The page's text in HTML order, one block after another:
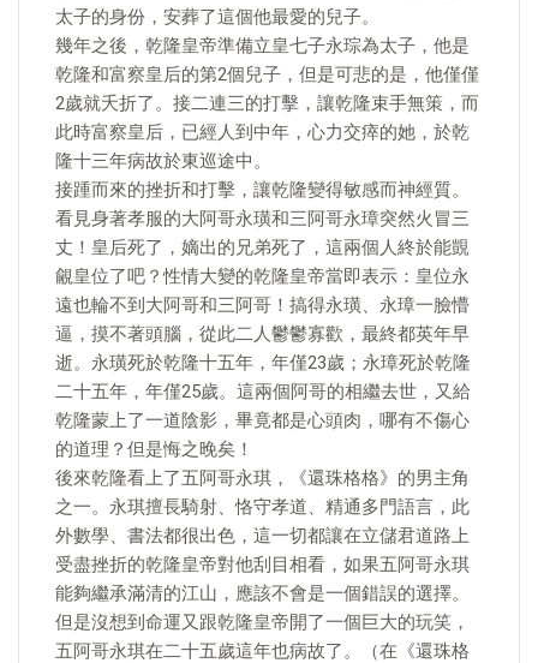
太子的身份，安葬了這個他最愛的兒子。
幾年之後，乾隆皇帝準備立皇七子永琮為太子，他是
乾隆和富察皇后的第2個兒子，但是可悲的是，他僅僅
2歲就夭折了。接二連三的打擊，讓乾隆束手無策，而
此時富察皇后，已經人到中年，心力交瘁的她，於乾
隆十三年病故於東巡途中。
接踵而來的挫折和打擊，讓乾隆變得敏感而神經質。
看見身著孝服的大阿哥永璜和三阿哥永璋突然火冒三
丈！皇后死了，嫡出的兄弟死了，這兩個人終於能覬
覦皇位了吧？性情大變的乾隆皇帝當即表示：皇位永
遠也輪不到大阿哥和三阿哥！搞得永璜、永璋一臉懵
逼，摸不著頭腦，從此二人鬱鬱寡歡，最終都英年早
逝。永璜死於乾隆十五年，年僅23歲；永璋死於乾隆
二十五年，年僅25歲。這兩個阿哥的相繼去世，又給
乾隆蒙上了一道陰影，畢竟都是心頭肉，哪有不傷心
的道理？但是悔之晚矣！
後來乾隆看上了五阿哥永琪，《還珠格格》的男主角
之一。永琪擅長騎射、恪守孝道、精通多門語言，此
外數學、書法都很出色，這一切都讓在立儲君道路上
受盡挫折的乾隆皇帝對他刮目相看，如果五阿哥永琪
能夠繼承滿清的江山，應該不會是一個錯誤的選擇。
但是沒想到命運又跟乾隆皇帝開了一個巨大的玩笑，
五阿哥永琪在二十五歲這年也病故了。（在《還珠格